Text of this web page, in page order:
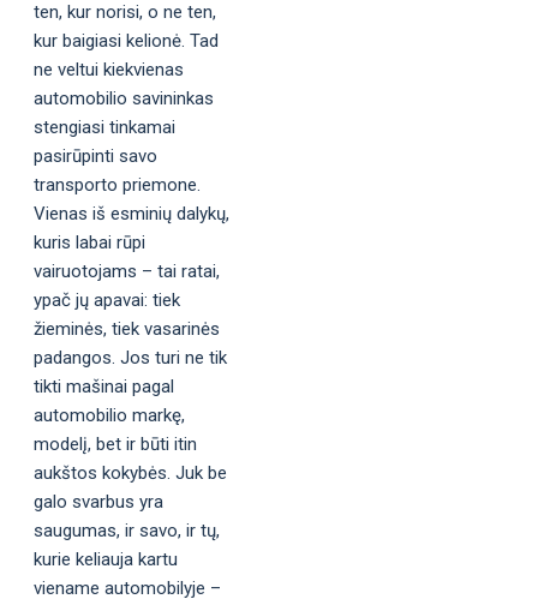
ten, kur norisi, o ne ten,
kur baigiasi kelionė. Tad
ne veltui kiekvienas
automobilio savininkas
stengiasi tinkamai
pasirūpinti savo
transporto priemone.
Vienas iš esminių dalykų,
kuris labai rūpi
vairuotojams – tai ratai,
ypač jų apavai: tiek
žieminės, tiek vasarinės
padangos. Jos turi ne tik
tikti mašinai pagal
automobilio markę,
modelį, bet ir būti itin
aukštos kokybės. Juk be
galo svarbus yra
saugumas, ir savo, ir tų,
kurie keliauja kartu
viename automobilyje –